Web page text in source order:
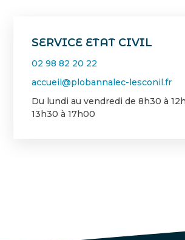
SERVICE ETAT CIVIL
02 98 82 20 22
accueil@plobannalec-lesconil.fr
Du lundi au vendredi de 8h30 à
13h30 à 17h00